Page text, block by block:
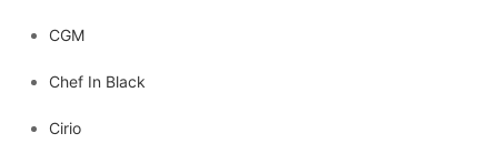
CGM
Chef In Black
Cirio